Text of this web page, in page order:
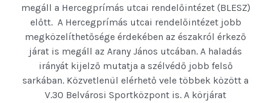
megáll a Hercegprímás utcai rendelőintézet (BLESZ)
előtt. A Hercegprímás utcai rendelőintézet jobb
megközelíthetősége érdekében az északról érkező
járat is megáll az Arany János utcában. A haladás
irányát kijelző mutatja a szélvédő jobb felső
sarkában. Közvetlenül elérhető vele többek között a
V.30 Belvárosi Sportközpont is. A körjárat